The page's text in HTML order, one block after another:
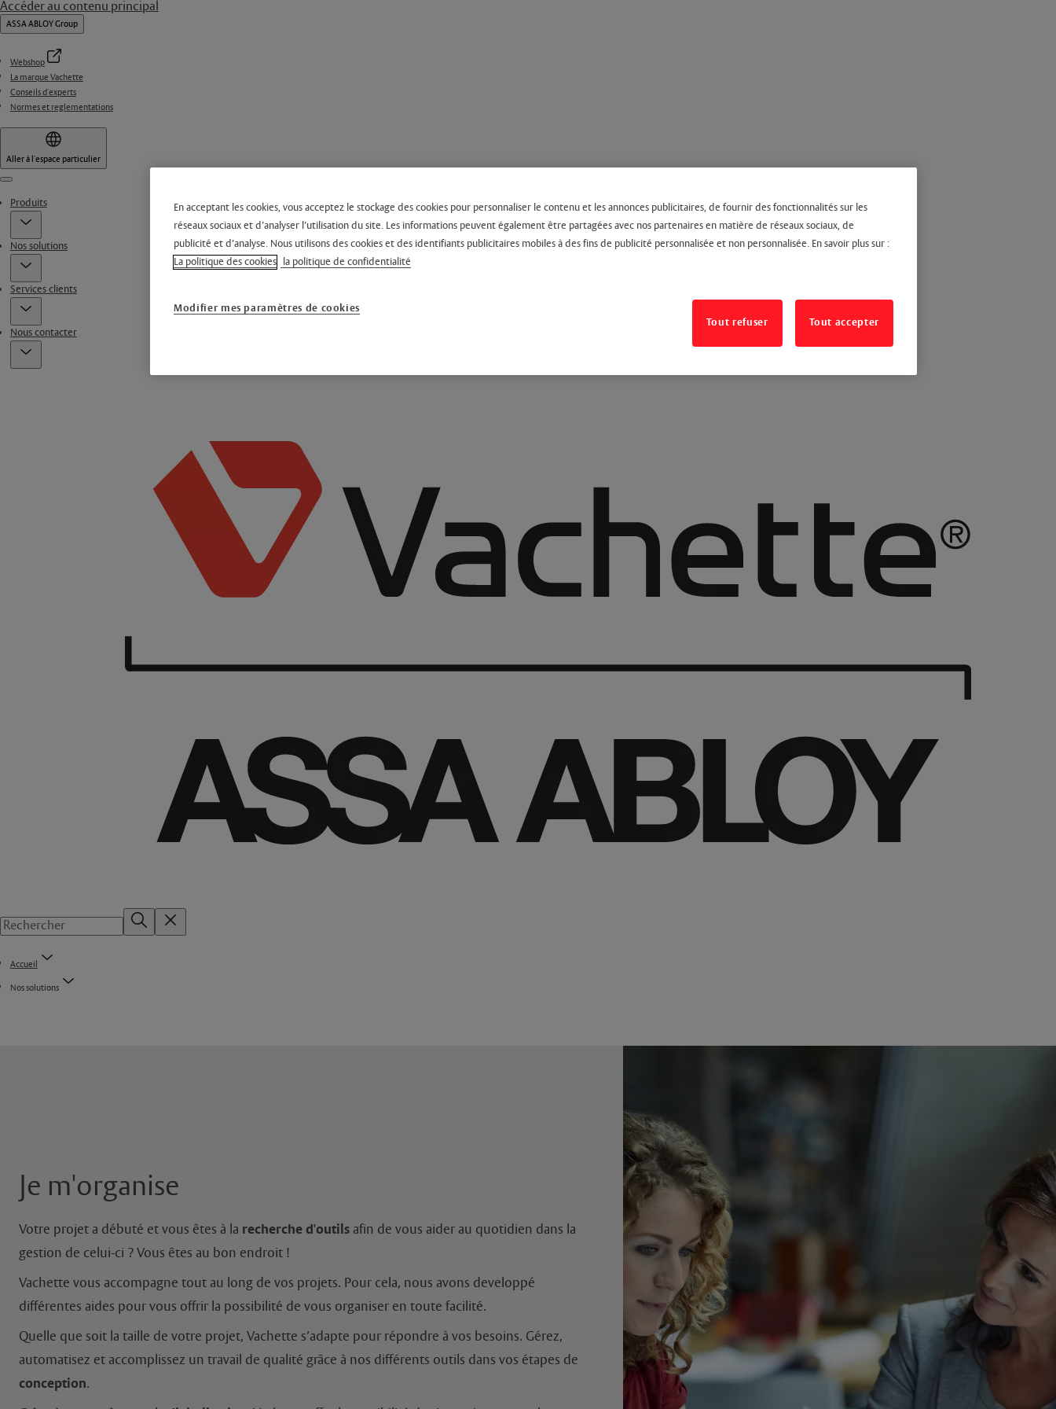
Accéder au contenu principal
ASSA ABLOY Group
Webshop
La marque Vachette
Conseils d'experts
Normes et reglementations
Aller à l'espace particulier
Menu
Produits
Nos solutions
Services clients
Nous contacter
Accueil
Nos solutions
Je m'organise
Votre projet a débuté et vous êtes à la recherche d'outils afin de vous aider au quotidien dans la
gestion de celui-ci ? Vous êtes au bon endroit !
Vachette vous accompagne tout au long de vos projets. Pour cela, nous avons developpé
différentes aides pour vous offrir la possibilité de vous organiser en toute facilité.
Quelle que soit la taille de votre projet, Vachette s’adapte pour répondre à vos besoins. Gérez,
automatisez et accomplissez un travail de qualité grâce à nos différents outils dans vos étapes de
conception.
En acceptant les cookies, vous acceptez le stockage des cookies pour personnaliser le contenu et les annonces publicitaires, de fournir des fonctionnalités sur les
réseaux sociaux et d’analyser l’utilisation du site. Les informations peuvent également être partagées avec nos partenaires en matière de réseaux sociaux, de
publicité et d’analyse. Nous utilisons des cookies et des identifiants publicitaires mobiles à des fins de publicité personnalisée et non personnalisée. En savoir plus sur :
La politique des cookies la politique de confidentialité
Modifier mes paramètres de cookies
Tout refuser
Tout accepter